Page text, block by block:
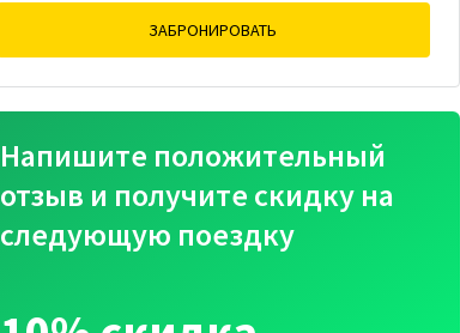
ЗАБРОНИРОВАТЬ
Напишите положительный
отзыв и получите скидку на
следующую поездку